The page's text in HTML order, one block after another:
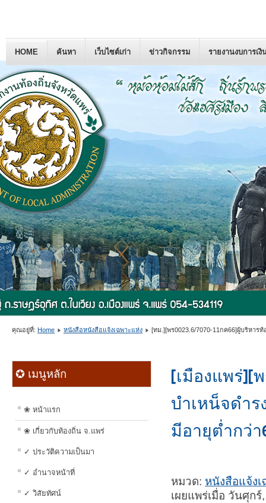
HOME ค้นหา เว็บไซต์เก่า ข่าวกิจกรรม รายงานงบการเงิ
คุณอยู่ที่: Home หนังสือหนังสือแจ้งเฉพาะแห่ง [ทม.][พร0023.6/7070-11กค66]ผู้บริหาร
✪ เมนูหลัก
❀ หน้าแรก
❀ เกี่ยวกับท้องถิ่น จ.แพร่
✓ ประวัติความเป็นมา
✓ อำนาจหน้าที่
✓ วิสัยทัศน์
[เมืองแพร่][
บำเหน็จดำ
มีอายุต่ำกว่
หมวด: หนังสือแจ้ง
เผยแพร่เมื่อ วันศุก